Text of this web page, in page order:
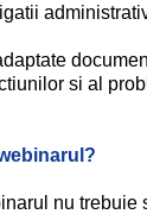
si al
nu trebuie